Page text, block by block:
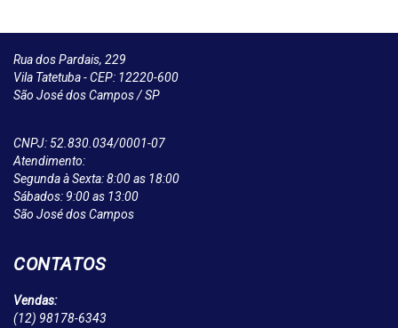
Rua dos Pardais, 229
Vila Tatetuba - CEP: 12220-600
São José dos Campos / SP
CNPJ: 52.830.034/0001-07
Atendimento:
Segunda à Sexta: 8:00 as 18:00
Sábados: 9:00 as 13:00
São José dos Campos
CONTATOS
Vendas:
(12) 98178-6343